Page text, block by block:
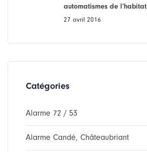
automatismes de l’habitat
27 avril 2016
Catégories
Alarme 72 / 53
Alarme Candé, Châteaubriant